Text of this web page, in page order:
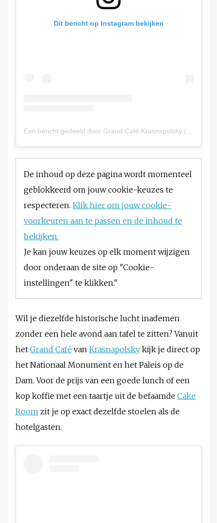
Dit bericht op Instagram bekijken
Een bericht gedeeld door Grand Café Krasnapolsky (@grandcafekrasnapolsky)
De inhoud op deze pagina wordt momenteel
geblokkeerd om jouw cookie-keuzes te
respecteren. Klik hier om jouw cookie-
voorkeuren aan te passen en de inhoud te
bekijken.
Je kan jouw keuzes op elk moment wijzigen
door onderaan de site op "Cookie-
instellingen" te klikken."
Wil je diezelfde historische lucht inademen
zonder een hele avond aan tafel te zitten? Vanuit
het Grand Café van Krasnapolsky kijk je direct op
het Nationaal Monument en het Paleis op de
Dam. Voor de prijs van een goede lunch of een
kop koffie met een taartje uit de befaamde Cake
Room zit je op exact dezelfde stoelen als de
hotelgasten.